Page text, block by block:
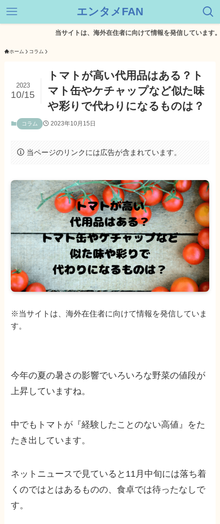
エンタメFAN
当サイトは、海外在住者に向けて情報を発信しています。
ホーム コラム
トマトが高い代用品はある？ト
マト缶やケチャップなど似た味
や彩りで代わりになるものは？
2023
10/15
コラム 2023年10月15日
当ページのリンクには広告が含まれています。
※当サイトは、海外在住者に向けて情報を発信していま
す。
今年の夏の暑さの影響でいろいろな野菜の値段が
上昇していますね。
中でもトマトが『経験したことのない高値』をた
たき出しています。
ネットニュースで見ていると11月中旬には落ち着
くのではとはあるものの、食卓では待ったなしで
す。